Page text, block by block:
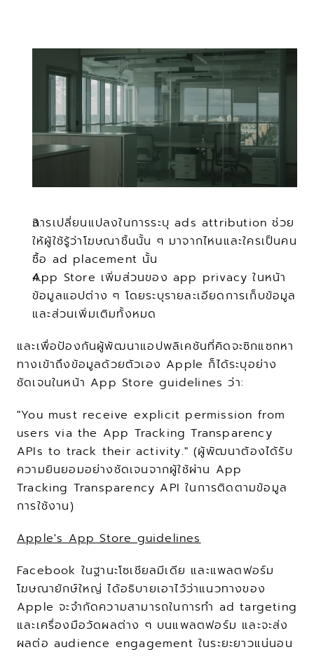
การเปลี่ยนแปลงในการระบุ ads attribution ช่วย
ให้ผู้ใช้รู้ว่าโฆษณาชิ้นนั้น ๆ มาจากไหนและใครเป็นคน
ซื้อ ad placement นั้น
App Store เพิ่มส่วนของ app privacy ในหน้า
ข้อมูลแอปต่าง ๆ โดยระบุรายละเอียดการเก็บข้อมูล
และส่วนเพิ่มเติมทั้งหมด
และเพื่อป้องกันผู้พัฒนาแอปพลิเคชันที่คิดจะซิกแซกหา
ทางเข้าถึงข้อมูลด้วยตัวเอง Apple ก็ได้ระบุอย่าง
ชัดเจนในหน้า App Store guidelines ว่า:
"You must receive explicit permission from
users via the App Tracking Transparency
APIs to track their activity." (ผู้พัฒนาต้องได้รับ
ความยินยอมอย่างชัดเจนจากผู้ใช้ผ่าน App
Tracking Transparency API ในการติดตามข้อมูล
การใช้งาน)
Apple's App Store guidelines
Facebook ในฐานะโซเชียลมีเดีย และแพลตฟอร์ม
โฆษณายักษ์ใหญ่ ได้อธิบายเอาไว้ว่าแนวทางของ
Apple จะจำกัดความสามารถในการทำ ad targeting
และเครื่องมือวัดผลต่าง ๆ บนแพลตฟอร์ม และจะส่ง
ผลต่อ audience engagement ในระยะยาวแน่นอน